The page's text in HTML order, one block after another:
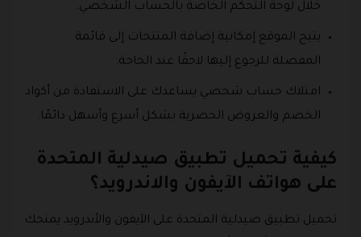
خلال لوحة التحكم الخاصة بالحساب الشخصي.
يتيح الموقع إمكانية إضافة المنتجات إلى قائمة
المفضلة للرجوع إليها لاحقًا عند الحاجة.
امتلاك حساب شخصي يساعدك على الاستفادة من أكواد
الخصم والعروض الحصرية بشكل أسرع وأسهل دائمًا.
كيفية تحميل تطبيق صيدلية المتحدة
على هواتف الآيفون والاندرويد؟
تحميل تطبيق صيدلية المتحدة على الآيفون والأندرويد يمنحك